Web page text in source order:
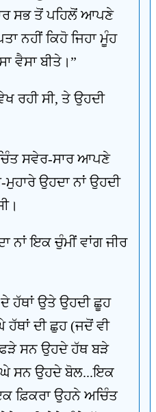
ਸਭ ਤੋਂ ਪਹਿਲੋਂ ਆਪਣੇ
ਨਹੀਂ ਕਿਹੋ ਜਿਹਾ ਮੂੰਹ
ਵੈਸਾ ਬੀਤੇ।”
ਰਹੀ ਸੀ, ਤੇ ਉਹਦੀ
ਸਵੇਰ-ਸਾਰ ਆਪਣੇ
ਉਹਦਾ ਨਾਂ ਉਹਦੀ
ਨਾਂ ਇਕ ਚੁੰਮੀਂ ਵਾਂਗ ਜੀਰ
ਹੱਥਾਂ ਉਤੇ ਉਹਦੀ ਛੂਹ
ਹੱਥਾਂ ਦੀ ਛੁਹ (ਜਦੋਂ ਵੀ
ਸਨ ਉਹਦੇ ਹੱਥ ਬੜੇ
ਸਨ ਉਹਦੇ ਬੋਲ...ਇਕ
ਫ਼ਿਕਰਾ ਉਹਨੇ ਅਚਿੰਤ